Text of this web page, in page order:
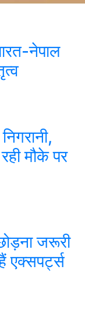
नेपाल
मौके पर
जरूरी
एक्सपर्ट्स